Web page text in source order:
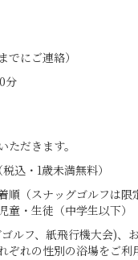
にご連絡）
分
だきます。
込・1歳未満無料）
（スナッグゴルフは限
・生徒（中学生以下）
フ、紙飛行機大会)、
れの性別の浴場をご利